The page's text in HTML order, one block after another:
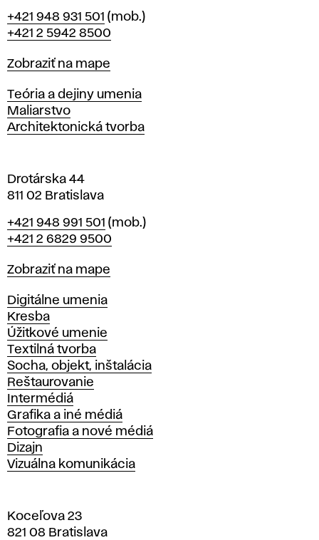
r
a
i
l
a
v
Telefón
+421 948 931 501 (mob.)
+421 2 5942 8500
Mapa
Zobraziť na mape
Katedry
Teória a dejiny umenia
Maliarstvo
Architektonická tvorba
Drotárska 44
811 02 Bratislava
Telefón
+421 948 991 501 (mob.)
+421 2 6829 9500
Mapa
Zobraziť na mape
Katedry
Digitálne umenia
Kresba
Úžitkové umenie
Textilná tvorba
Socha, objekt, inštalácia
Reštaurovanie
Intermédiá
Grafika a iné médiá
Fotografia a nové médiá
Dizajn
Vizuálna komunikácia
Koceľova 23
821 08 Bratislava